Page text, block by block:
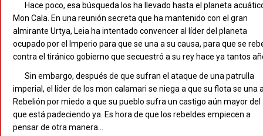
Hace poco, esa búsqueda los ha llevado hasta el planeta
Mon Cala. En una reunión secreta que ha mantenido con el gran
almirante Urtya, Leia ha intentado convencer al líder del planeta
ocupado por el Imperio para que se una a su causa, para que se
contra el tiránico gobierno que secuestró a su rey hace ya tantos
Sin embargo, después de que sufran el ataque de una patrulla
imperial, el líder de los mon calamari se niega a que su flota se una
Rebelión por miedo a que su pueblo sufra un castigo aún mayor del
que está padeciendo ya. Es hora de que los rebeldes empiecen a
pensar de otra manera…